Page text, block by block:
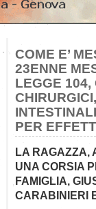
COME E’
23ENNE
LEGGE 104,
PER
LA RAGAZZA,
UNA CORSIA
FAMIGLIA,
CARABINIERI